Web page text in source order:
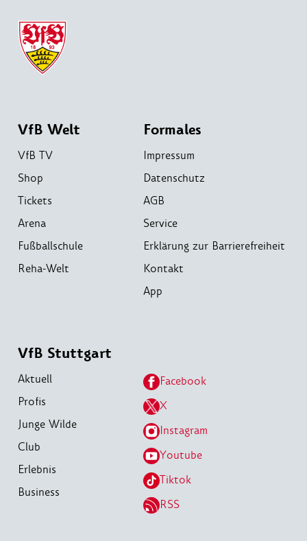
VfB Welt
VfB TV
Shop
Tickets
Arena
Fußballschule
Reha-Welt
Formales
Impressum
Datenschutz
AGB
Service
Erklärung zur Barrierefreiheit
Kontakt
App
VfB Stuttgart
Aktuell
Profis
Junge Wilde
Club
Erlebnis
Business
Facebook
X
Instagram
Youtube
Tiktok
RSS